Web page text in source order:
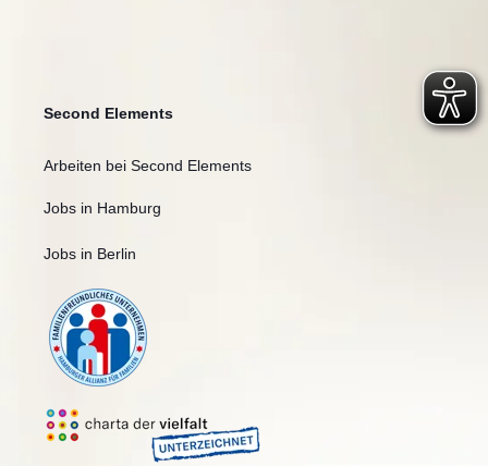
Second Elements
Arbeiten bei Second Elements
Jobs in Hamburg
Jobs in Berlin